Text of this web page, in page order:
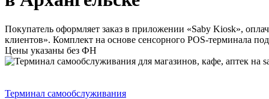
Покупатель оформляет заказ в приложении «Saby Kiosk»,
клиентов». Комплект на основе сенсорного POS-терминала
Цены указаны без ФН
Терминал самообслуживания